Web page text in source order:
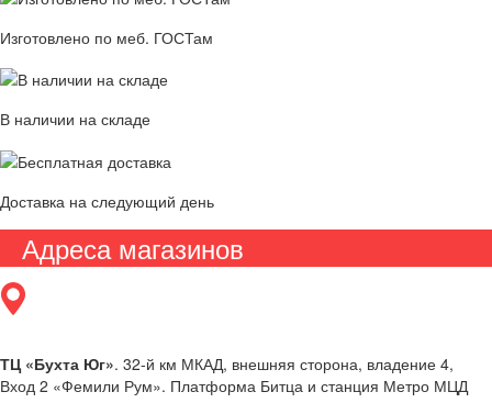
Изготовлено по меб. ГОСТам
В наличии на складе
Доставка на следующий день
Адреса магазинов
ТЦ «Бухта Юг». 32-й км МКАД, внешняя сторона, владение 4,
Вход 2 «Фемили Рум». Платформа Битца и станция Метро МЦД